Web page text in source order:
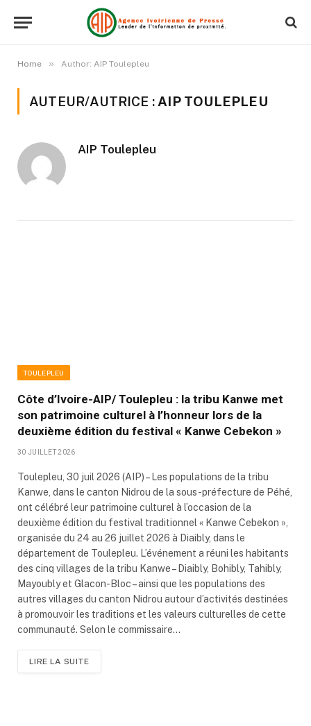
Home » Author: AIP Toulepleu
AUTEUR/AUTRICE : AIP TOULEPLEU
AIP Toulepleu
TOULEPLEU
Côte d’Ivoire-AIP/ Toulepleu : la tribu Kanwe met
son patrimoine culturel à l’honneur lors de la
deuxième édition du festival « Kanwe Cebekon »
30 JUILLET 2026
Toulepleu, 30 juil 2026 (AIP) – Les populations de la tribu
Kanwe, dans le canton Nidrou de la sous-préfecture de Péhé,
ont célébré leur patrimoine culturel à l’occasion de la
deuxième édition du festival traditionnel « Kanwe Cebekon »,
organisée du 24 au 26 juillet 2026 à Diaibly, dans le
département de Toulepleu. L’événement a réuni les habitants
des cinq villages de la tribu Kanwe – Diaibly, Bohibly, Tahibly,
Mayoubly et Glacon-Bloc – ainsi que les populations des
autres villages du canton Nidrou autour d’activités destinées
à promouvoir les traditions et les valeurs culturelles de cette
communauté. Selon le commissaire…
LIRE LA SUITE